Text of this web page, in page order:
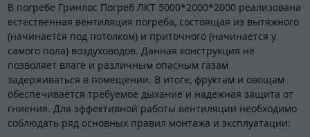
В погребе Гринлос Погреб ЛКТ 5000*2000*2000 реализована
естественная вентиляция погреба, состоящая из вытяжного
(начинается под потолком) и приточного (начинается у
самого пола) воздуховодов. Данная конструкция не
позволяет влаге и различным опасным газам
задерживаться в помещении. В итоге, фруктам и овощам
обеспечивается требуемое дыхание и надежная защита от
гниения. Для эффективной работы вентиляции необходимо
соблюдать ряд основных правил монтажа и эксплуатации: